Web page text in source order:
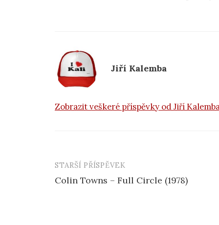
o
k Jiří Kalemba
Zobrazit veškeré příspěvky od Jiří
Navigace
příspěvku
STARŠÍ PŘÍSPĚVEK
Colin Towns – Full Circle (1978)